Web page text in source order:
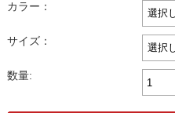
カラー：
サイズ：
数量: